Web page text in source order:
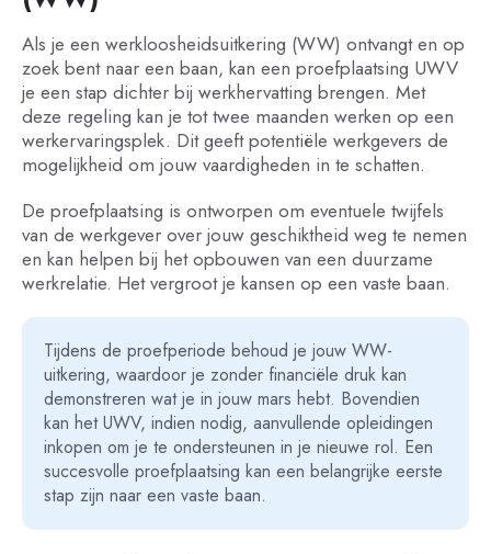
Als je een werkloosheidsuitkering (WW) ontvangt en op
zoek bent naar een baan, kan een proefplaatsing UWV
je een stap dichter bij werkhervatting brengen. Met
deze regeling kan je tot twee maanden werken op een
werkervaringsplek. Dit geeft potentiële werkgevers de
mogelijkheid om jouw vaardigheden in te schatten.
De proefplaatsing is ontworpen om eventuele twijfels
van de werkgever over jouw geschiktheid weg te nemen
en kan helpen bij het opbouwen van een duurzame
werkrelatie. Het vergroot je kansen op een vaste baan.
Tijdens de proefperiode behoud je jouw WW-
uitkering, waardoor je zonder financiële druk kan
demonstreren wat je in jouw mars hebt. Bovendien
kan het UWV, indien nodig, aanvullende opleidingen
inkopen om je te ondersteunen in je nieuwe rol. Een
succesvolle proefplaatsing kan een belangrijke eerste
stap zijn naar een vaste baan.